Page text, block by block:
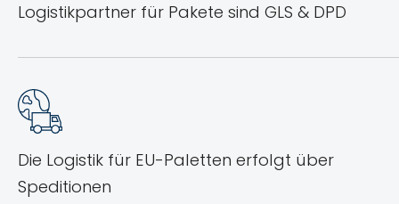
Logistikpartner für Pakete sind GLS & DPD
Die Logistik für EU-Paletten erfolgt über
Speditionen